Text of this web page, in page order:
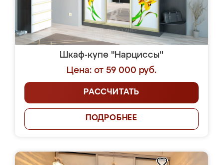
Шкаф-купе "Нарциссы"
Цена: от 59 000 руб.
РАССЧИТАТЬ
ПОДРОБНЕЕ